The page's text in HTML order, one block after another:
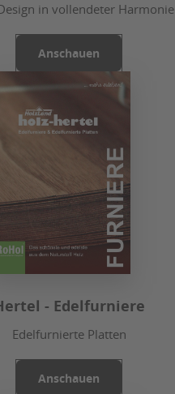
in vollendeter Harmonie
Anschauen
- Edelfurniere
Edelfurnierte Platten
Anschauen